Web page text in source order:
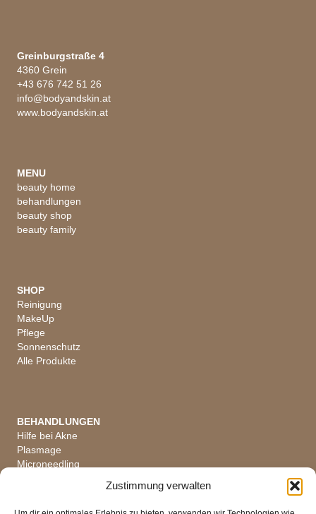
Zustimmung verwalten
Greinburgstraße 4
4360 Grein
+43 676 742 51 26
info@bodyandskin.at
www.bodyandskin.at
MENU
beauty home
behandlungen
beauty shop
beauty family
SHOP
Reinigung
MakeUp
Pflege
Sonnenschutz
Alle Produkte
BEHANDLUNGEN
Hilfe bei Akne
Plasmage
Microneedling